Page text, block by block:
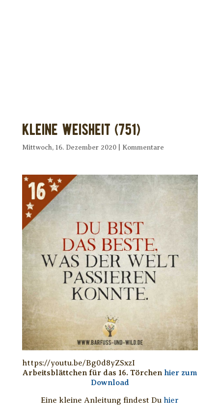
Kleine Weisheit (751)
Mittwoch, 16. Dezember 2020| Kommentare
https://youtu.be/Bg0d8yZSxzI
Arbeitsblättchen für das 16. Törchen hier zum
Download
Eine kleine Anleitung findest Du hier